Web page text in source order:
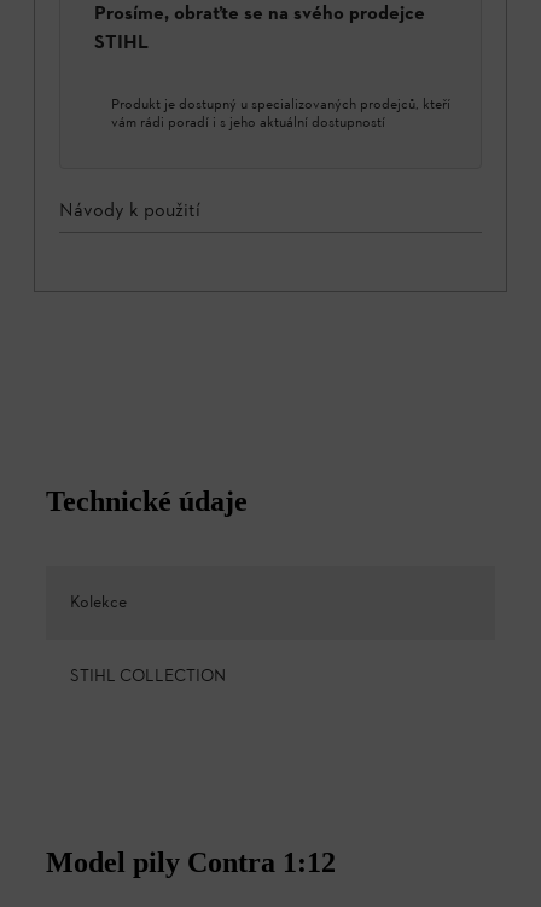
Prosíme, obraťte se na svého prodejce
STIHL
Produkt je dostupný u specializovaných prodejců, kteří
vám rádi poradí i s jeho aktuální dostupností
Návody k použití
Technické údaje
Kolekce
STIHL COLLECTION
Model pily Contra 1:12